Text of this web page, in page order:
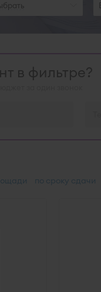
в фильтре?
по сроку сдачи